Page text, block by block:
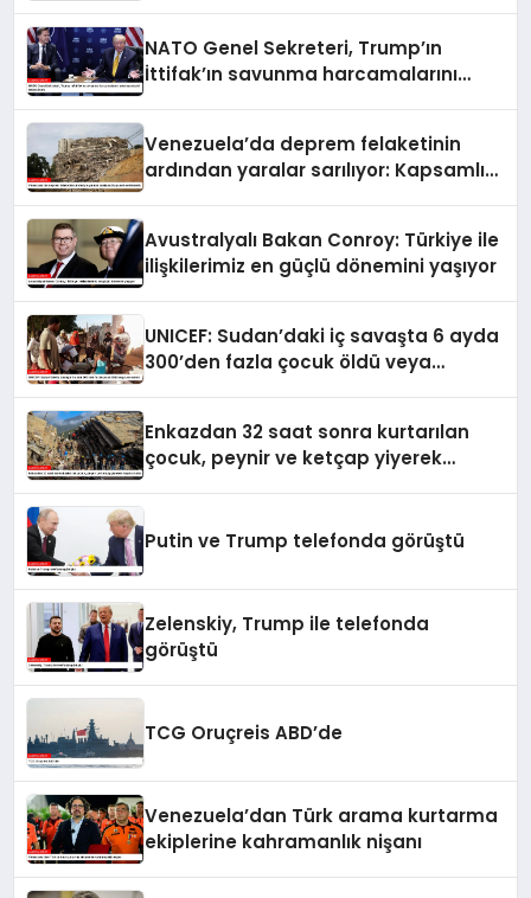
NATO Genel Sekreteri, Trump’ın
İttifak’ın savunma harcamalarını
Venezuela’da deprem felaketinin
ardından yaralar sarılıyor: Kapsamlı
Avustralyalı Bakan Conroy: Türkiye ile
ilişkilerimiz en güçlü dönemini yaşıyor
UNICEF: Sudan’daki iç savaşta 6 ayda
300’den fazla çocuk öldü veya
Enkazdan 32 saat sonra kurtarılan
çocuk, peynir ve ketçap yiyerek
Putin ve Trump telefonda görüştü
Zelenskiy, Trump ile telefonda
görüştü
TCG Oruçreis ABD’de
Venezuela’dan Türk arama kurtarma
ekiplerine kahramanlık nişanı